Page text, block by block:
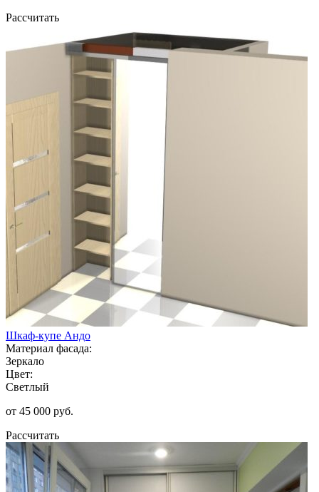
Рассчитать
Шкаф-купе Андо
Материал фасада:
Зеркало
Цвет:
Светлый
от 45 000 руб.
Рассчитать